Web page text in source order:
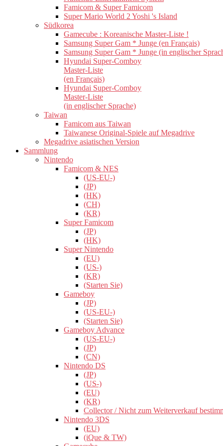
Famicom & Super Famicom
Super Mario World 2 Yoshi 's Island
Südkorea
Gamecube : Koreanische Master-Liste !
Samsung Super Gam * Junge (en Français)
Samsung Super Gam * Junge (in englischer
Hyundai Super-Comboy
Master-Liste
(en Français)
Hyundai Super-Comboy
Master-Liste
(in englischer Sprache)
Taiwan
Famicom aus Taiwan
Taiwanese Original-Spiele auf Megadrive
Megadrive asiatischen Version
Sammlung
Nintendo
Famicom & NES
(US-EU-)
(JP)
(HK)
(CH)
(KR)
Super Famicom
(JP)
(HK)
Super Nintendo
(EU)
(US-)
(KR)
(Starten Sie)
Gameboy
(JP)
(US-EU-)
(Starten Sie)
Gameboy Advance
(US-EU-)
(JP)
(CN)
Nintendo DS
(JP)
(US-)
(EU)
(KR)
Collector / Nicht zum Weiterverkauf
Nintendo 3DS
(EU)
(iQue & TW)